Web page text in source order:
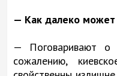
— Как далеко может
— Поговаривают о
сожалению,